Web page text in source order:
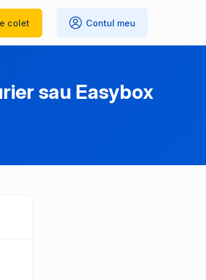
colet Contul meu
sau Easybox